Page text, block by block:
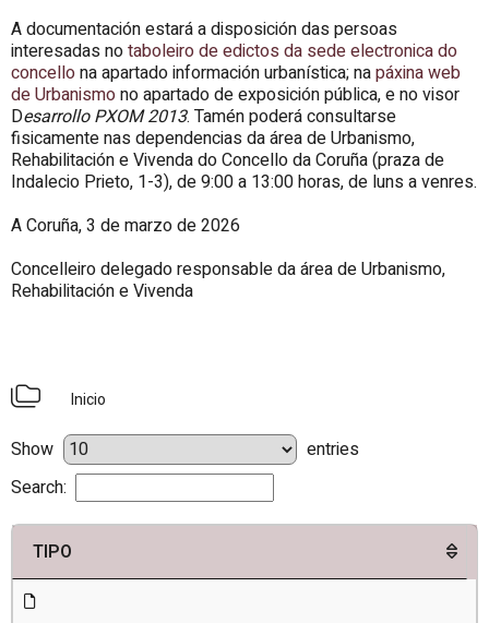
A documentación estará a disposición das persoas
interesadas notaboleiro de edictos da sede electronica do
concellona apartado información urbanística; napáxina web
de Urbanismono apartado de exposición pública, e no visor
Desarrollo PXOM 2013. Tamén poderá consultarse
fisicamente nas dependencias da área de Urbanismo,
Rehabilitación e Vivenda do Concello da Coruña (praza de
Indalecio Prieto, 1-3), de 9:00 a 13:00 horas, de luns a venres.
A Coruña,3 de marzo de 2026
Concelleiro delegado responsable da área de Urbanismo,
Rehabilitación e Vivenda
Inicio
Show
entries
Search:
TIPO